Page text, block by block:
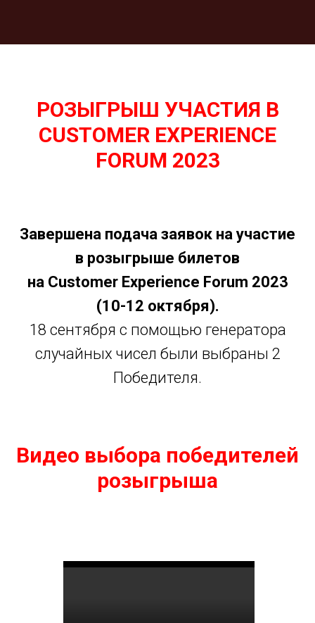
РОЗЫГРЫШ УЧАСТИЯ В
CUSTOMER EXPERIENCE
FORUM 2023
Завершена подача заявок на участие
в розыгрыше билетов
на Customer Experience Forum 2023
(10-12 октября).
18 сентября с помощью генератора
случайных чисел были выбраны 2
Победителя.
Видео выбора победителей
розыгрыша